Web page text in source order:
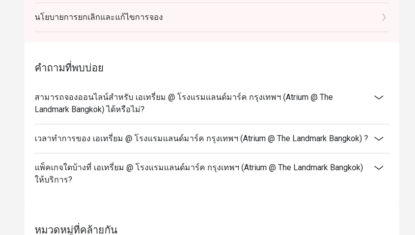
- ส่วนลดไม่สามารถใช้ได้กับการสั่งเครื่องดื่มเพิ่มเติม
- เมนูและราคาอาจมีการเปลี่ยนแปลงโดยไม่ต้องแจ้งให้ทราบล่วงหน้า
- ราคาที่แสดงยังไม่รวมภาษีมูลค่าเพิ่มและค่าบริการ
- สำหรับวันที่เทศกาล จำเป็นต้องชำระเงินมัดจำเพื่อยืนยันการจองดังกล่าว
- มื้อกลางวัน (จันทร์ - ศุกร์): กุ้งขาว หอยแมลงภู่นิวซีแลนด์ หอยแมลงภู่ดำ และหอยหวาน
- มื้อสาย (เสาร์ - อาทิตย์) & มื้อค่ำ (ศุกร์ - อาทิตย์): กุ้งแม่น้ำเผา ปูทะเลนึ่ง ปูไข่นึ่งนมสด ปูไข่ดอง
ถาม: ร้าน Atrium คือร้านแบบไหน?
หวานเยอะมาก!
นโยบายการยกเลิกและแก้ไขการจอง
คำถามที่พบบ่อย
สามารถจองออนไลน์สำหรับ เอเทรี่ยม @ โรงแรมแลนด์มาร์ค กรุงเทพฯ (Atrium @ The
Landmark Bangkok) ได้หรือไม่?
เวลาทำการของ เอเทรี่ยม @ โรงแรมแลนด์มาร์ค กรุงเทพฯ (Atrium @ The Landmark Bangkok) ?
แพ็คเกจใดบ้างที่ เอเทรี่ยม @ โรงแรมแลนด์มาร์ค กรุงเทพฯ (Atrium @ The Landmark Bangkok)
ให้บริการ?
หมวดหมู่ที่คล้ายกัน